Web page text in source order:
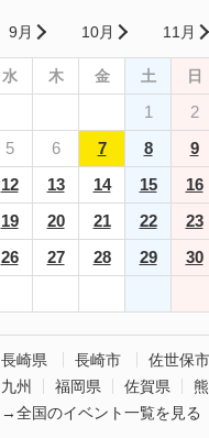
9月 10月 11月
水 木 金 土 日
1
2
5 6 7 8
9
12 13 14 15
16
19 20 21 22
23
26 27 28 29
30
長崎県 長崎市
佐世保市
九州
福岡県 佐賀県
→全国のイベント一覧を見る